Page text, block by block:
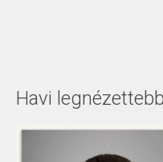
Havi legnézettebb